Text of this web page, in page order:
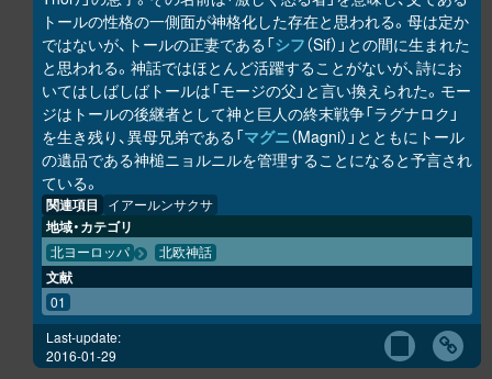
トールの性格の一側面が神格化した存在と思われる。母は定か
ではないが、トールの正妻である「シフ（Sif）」との間に生まれた
と思われる。神話ではほとんど活躍することがないが、詩にお
いてはしばしばトールは「モージの父」と言い換えられた。モー
ジはトールの後継者として神と巨人の終末戦争「ラグナロク」
を生き残り、異母兄弟である「マグニ（Magni）」とともにトール
の遺品である神槌ニョルニルを管理することになると予言され
ている。
関連項目 イアールンサクサ
地域・カテゴリ
北ヨーロッパ 北欧神話
文献
01
Last-update:
2016-01-29